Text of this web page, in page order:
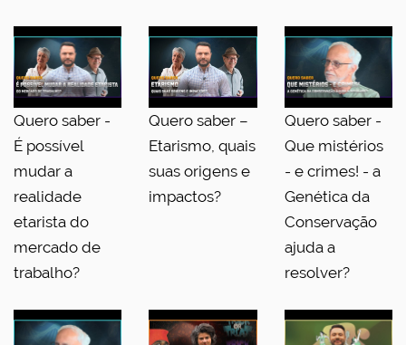
Quero saber -
É possível
mudar a
realidade
etarista do
mercado de
trabalho?
Quero saber –
Etarismo, quais
suas origens e
impactos?
Quero saber -
Que mistérios
- e crimes! - a
Genética da
Conservação
ajuda a
resolver?